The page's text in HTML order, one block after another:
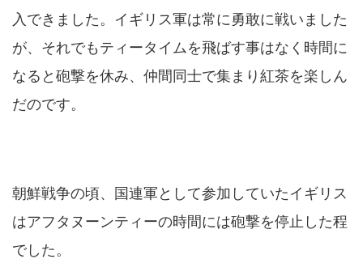
入できました。イギリス軍は常に勇敢に戦いました
が、それでもティータイムを飛ばす事はなく時間に
なると砲撃を休み、仲間同士で集まり紅茶を楽しん
だのです。
朝鮮戦争の頃、国連軍として参加していたイギリス
はアフタヌーンティーの時間には砲撃を停止した程
でした。